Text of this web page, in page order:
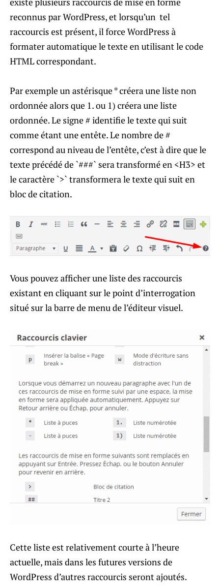
reconnus par WordPress, et lorsqu’un tel
raccourcis est présent, il force WordPress à
formater automatique le texte en utilisant le code
HTML correspondant.
Par exemple un astérisque * créera une liste non
ordonnée alors que 1. ou 1) créera une liste
ordonnée. Le signe # identifie le texte qui suit
comme étant une entête. Le nombre de #
correspond au niveau de l’entête, c’est à dire que le
texte précédé de `###` sera transformé en <H3> et
le caractère `>` transformera le texte qui suit en
bloc de citation.
Vous pouvez afficher une liste des raccourcis
existant en cliquant sur le point d’interrogation
situé sur la barre de menu de l’éditeur visuel.
Cette liste est relativement courte à l’heure
actuelle, mais dans les futures versions de
WordPress d’autres raccourcis seront ajoutés.